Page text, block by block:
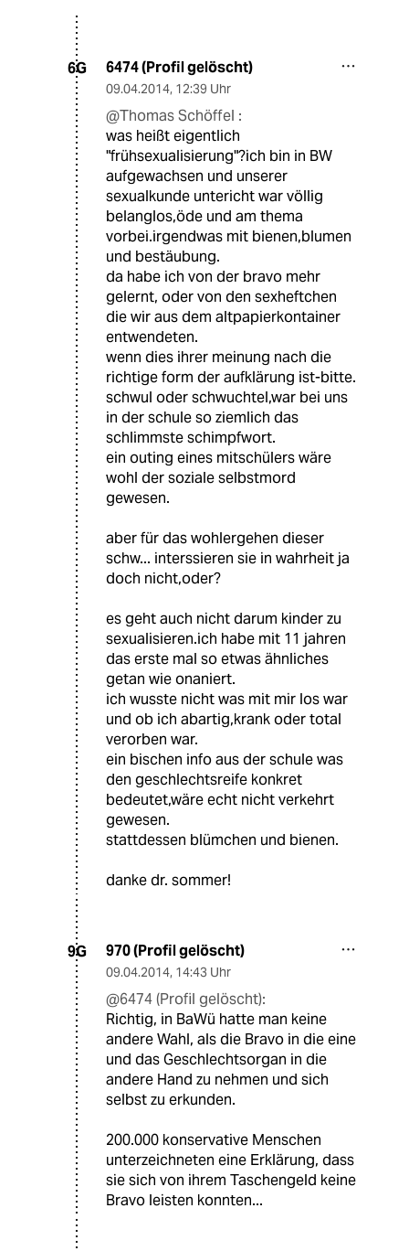
6G 6474 (Profil gelöscht)
09.04.2014, 12:39 Uhr
@Thomas Schöffel :
was heißt eigentlich
"frühsexualisierung"?ich bin in BW
aufgewachsen und unserer
sexualkunde untericht war völlig
belanglos,öde und am thema
vorbei.irgendwas mit bienen,blumen
und bestäubung.
da habe ich von der bravo mehr
gelernt, oder von den sexheftchen
die wir aus dem altpapierkontainer
entwendeten.
wenn dies ihrer meinung nach die
richtige form der aufklärung ist-bitte.
schwul oder schwuchtel,war bei uns
in der schule so ziemlich das
schlimmste schimpfwort.
ein outing eines mitschülers wäre
wohl der soziale selbstmord
gewesen.
aber für das wohlergehen dieser
schw... interssieren sie in wahrheit ja
doch nicht,oder?
es geht auch nicht darum kinder zu
sexualisieren.ich habe mit 11 jahren
das erste mal so etwas ähnliches
getan wie onaniert.
ich wusste nicht was mit mir los war
und ob ich abartig,krank oder total
verorben war.
ein bischen info aus der schule was
den geschlechtsreife konkret
bedeutet,wäre echt nicht verkehrt
gewesen.
stattdessen blümchen und bienen.
danke dr. sommer!
9G 970 (Profil gelöscht)
09.04.2014, 14:43 Uhr
@6474 (Profil gelöscht):
Richtig, in BaWü hatte man keine
andere Wahl, als die Bravo in die eine
und das Geschlechtsorgan in die
andere Hand zu nehmen und sich
selbst zu erkunden.
200.000 konservative Menschen
unterzeichneten eine Erklärung, dass
sie sich von ihrem Taschengeld keine
Bravo leisten konnten...